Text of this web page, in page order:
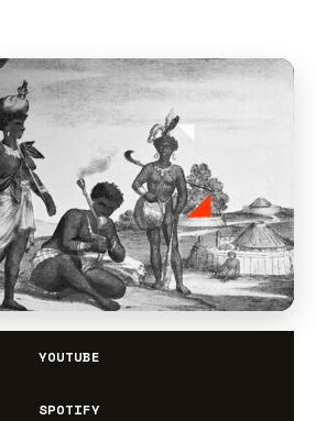
YOUTUBE
SPOTIFY